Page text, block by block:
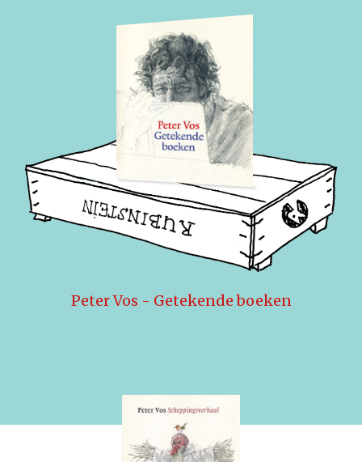
Peter Vos - Getekende boeken